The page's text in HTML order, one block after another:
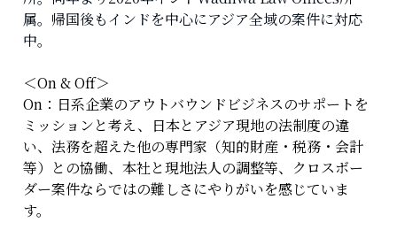
属。帰国後もインドを中心にアジア全域の案件に対応
中。
＜On & Off＞
On：日系企業のアウトバウンドビジネスのサポートを
ミッションと考え、日本とアジア現地の法制度の違
い、法務を超えた他の専門家（知的財産・税務・会計
等）との協働、本社と現地法人の調整等、クロスボー
ダー案件ならではの難しさにやりがいを感じていま
す。